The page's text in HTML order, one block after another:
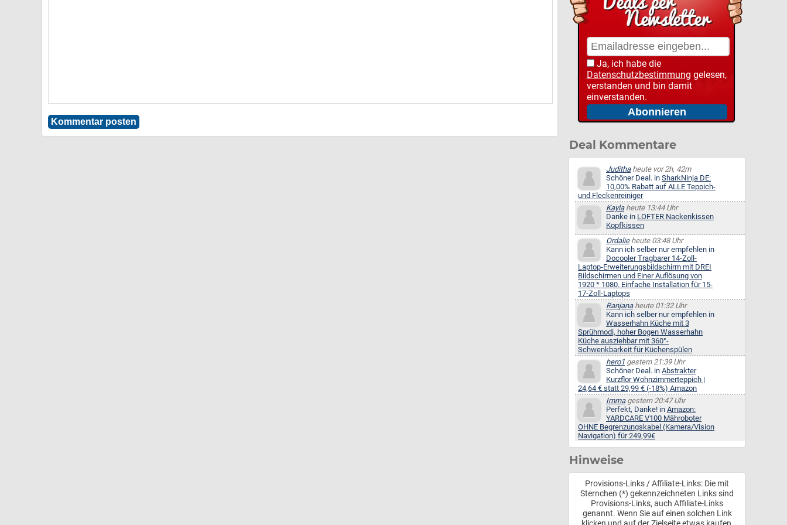
Ja, ich habe die
Datenschutzbestimmung gelesen,
verstanden und bin damit
einverstanden.
Deal Kommentare
Judithaheute vor 2h, 42m
Schöner Deal. in SharkNinja DE:
10,00% Rabatt auf ALLE Teppich-
und Fleckenreiniger
Kaylaheute 13:44 Uhr
Danke in LOFTER Nackenkissen
Kopfkissen
Ordalieheute 03:48 Uhr
Kann ich selber nur empfehlen in
Docooler Tragbarer 14-Zoll-
Laptop-Erweiterungsbildschirm mit DREI
Bildschirmen und Einer Auflösung von
1920 * 1080. Einfache Installation für 15-
17-Zoll-Laptops
Ranjanaheute 01:32 Uhr
Kann ich selber nur empfehlen in
Wasserhahn Küche mit 3
Sprühmodi, hoher Bogen Wasserhahn
Küche ausziehbar mit 360°-
Schwenkbarkeit für Küchenspülen
hero1 gestern 21:39 Uhr
Schöner Deal. in Abstrakter
Kurzflor Wohnzimmerteppich |
24,64 € statt 29,99 € (-18%) Amazon
Immagestern 20:47 Uhr
Perfekt, Danke! in Amazon:
YARDCARE V100 Mähroboter
OHNE Begrenzungskabel (Kamera/Vision
Navigation) für 249,99€
Hinweise
Provisions-Links / Affiliate-Links: Die mit
Sternchen (*) gekennzeichneten Links sind
Provisions-Links, auch Affiliate-Links
genannt. Wenn Sie auf einen solchen Link